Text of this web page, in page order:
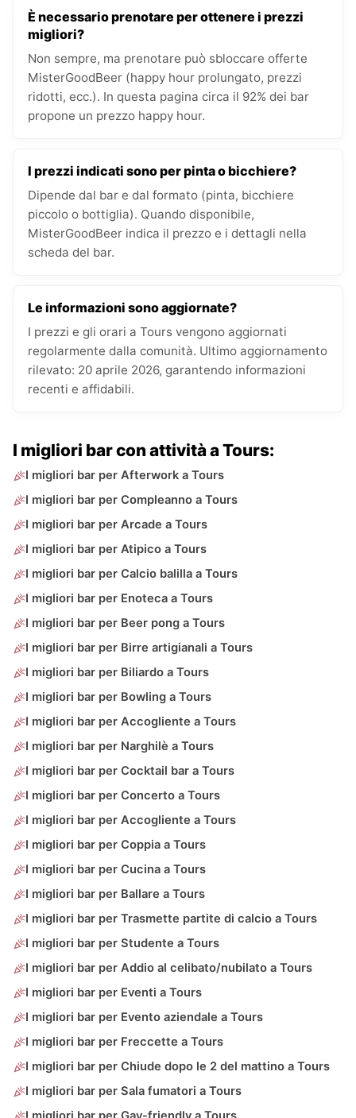
È necessario prenotare per ottenere i prezzi
migliori?
Non sempre, ma prenotare può sbloccare offerte
MisterGoodBeer (happy hour prolungato, prezzi
ridotti, ecc.). In questa pagina circa il 92% dei bar
propone un prezzo happy hour.
I prezzi indicati sono per pinta o bicchiere?
Dipende dal bar e dal formato (pinta, bicchiere
piccolo o bottiglia). Quando disponibile,
MisterGoodBeer indica il prezzo e i dettagli nella
scheda del bar.
Le informazioni sono aggiornate?
I prezzi e gli orari a Tours vengono aggiornati
regolarmente dalla comunità. Ultimo aggiornamento
rilevato: 20 aprile 2026, garantendo informazioni
recenti e affidabili.
I migliori bar con attività a Tours:
I migliori bar per Afterwork a Tours
I migliori bar per Compleanno a Tours
I migliori bar per Arcade a Tours
I migliori bar per Atipico a Tours
I migliori bar per Calcio balilla a Tours
I migliori bar per Enoteca a Tours
I migliori bar per Beer pong a Tours
I migliori bar per Birre artigianali a Tours
I migliori bar per Biliardo a Tours
I migliori bar per Bowling a Tours
I migliori bar per Accogliente a Tours
I migliori bar per Narghilè a Tours
I migliori bar per Cocktail bar a Tours
I migliori bar per Concerto a Tours
I migliori bar per Accogliente a Tours
I migliori bar per Coppia a Tours
I migliori bar per Cucina a Tours
I migliori bar per Ballare a Tours
I migliori bar per Trasmette partite di calcio a Tours
I migliori bar per Studente a Tours
I migliori bar per Addio al celibato/nubilato a Tours
I migliori bar per Eventi a Tours
I migliori bar per Evento aziendale a Tours
I migliori bar per Freccette a Tours
I migliori bar per Chiude dopo le 2 del mattino a Tours
I migliori bar per Sala fumatori a Tours